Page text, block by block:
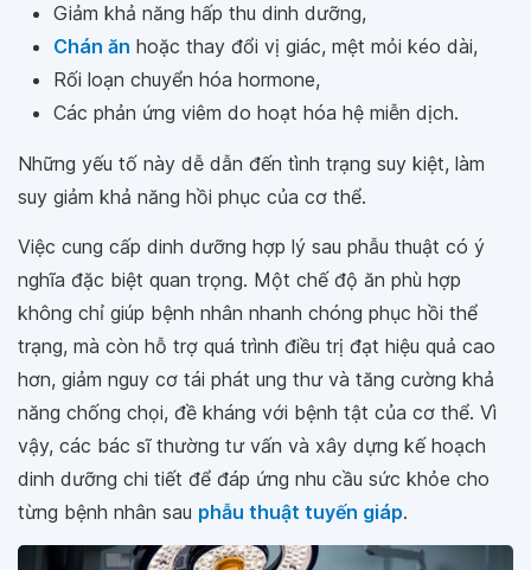
Giảm khả năng hấp thu dinh dưỡng,
Chán ăn hoặc thay đổi vị giác, mệt mỏi kéo dài,
Rối loạn chuyển hóa hormone,
Các phản ứng viêm do hoạt hóa hệ miễn dịch.
Những yếu tố này dễ dẫn đến tình trạng suy kiệt, làm
suy giảm khả năng hồi phục của cơ thể.
Việc cung cấp dinh dưỡng hợp lý sau phẫu thuật có ý
nghĩa đặc biệt quan trọng. Một chế độ ăn phù hợp
không chỉ giúp bệnh nhân nhanh chóng phục hồi thể
trạng, mà còn hỗ trợ quá trình điều trị đạt hiệu quả cao
hơn, giảm nguy cơ tái phát ung thư và tăng cường khả
năng chống chọi, đề kháng với bệnh tật của cơ thể. Vì
vậy, các bác sĩ thường tư vấn và xây dựng kế hoạch
dinh dưỡng chi tiết để đáp ứng nhu cầu sức khỏe cho
từng bệnh nhân sau phẫu thuật tuyến giáp.